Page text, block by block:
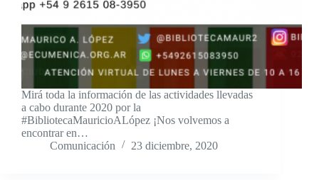
Mirá toda la información de las actividades llevadas
a cabo durante 2020 por la
#BibliotecaMauricioALópez ¡Nos volvemos a
encontrar en…
Comunicación
23 diciembre, 2020